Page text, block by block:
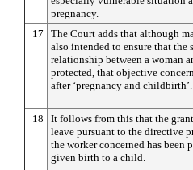
pregnancy.
17
The Court adds that although
also intended to ensure that the
relationship between a woman
protected, that objective
after ‘pregnancy and childbirth’.
18
It follows from this that the
leave pursuant to the directive
the worker concerned has been
given birth to a child.